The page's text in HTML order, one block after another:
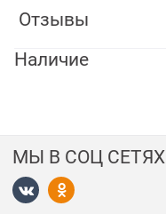
Отзывы
Наличие
МЫ В СОЦ СЕТЯХ